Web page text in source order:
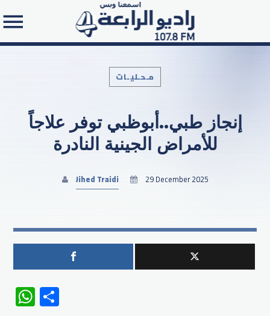
Search in the website:
مـحـليـات
إنجاز طبي..أبوظبي توفر علاجاً
للأمراض الجينية النادرة
Jihed Traidi 29 December 2025
WhatsApp